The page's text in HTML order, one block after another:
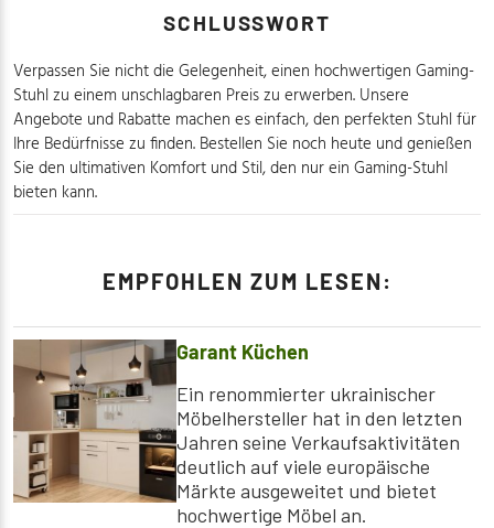
SCHLUSSWORT
Verpassen Sie nicht die Gelegenheit, einen hochwertigen Gaming-
Stuhl zu einem unschlagbaren Preis zu erwerben. Unsere
Angebote und Rabatte machen es einfach, den perfekten Stuhl für
Ihre Bedürfnisse zu finden. Bestellen Sie noch heute und genießen
Sie den ultimativen Komfort und Stil, den nur ein Gaming-Stuhl
bieten kann.
EMPFOHLEN ZUM LESEN:
Garant Küchen
Ein renommierter ukrainischer
Möbelhersteller hat in den letzten
Jahren seine Verkaufsaktivitäten
deutlich auf viele europäische
Märkte ausgeweitet und bietet
hochwertige Möbel an.